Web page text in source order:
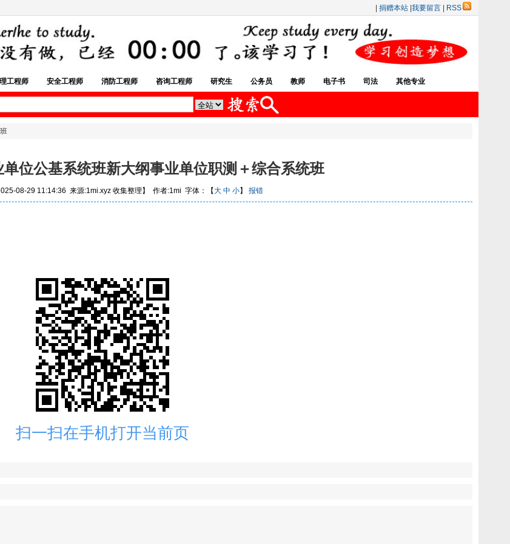
捐赠本站 我要留言 RSS
工程师 安全工程师 消防工程师 咨询工程师 研究生 公务员 教师 电子书 司法 其他专业
位公基系统班新大纲事业单位职测＋综合系统班
08-29 11:14:36 来源:1mi.xyz 收集整理】 作者:1mi 字体：【大 中 小】 报错
扫一扫在手机打开当前页